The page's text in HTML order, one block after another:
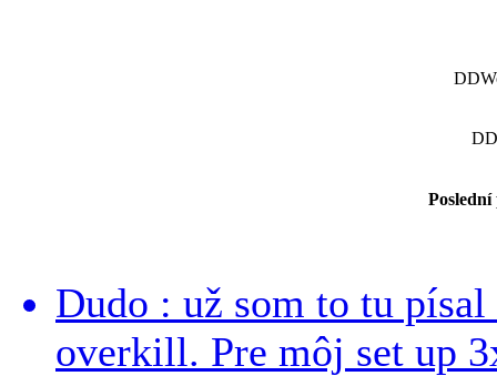
Dudo : už som to tu
overkill. Pre môj set up